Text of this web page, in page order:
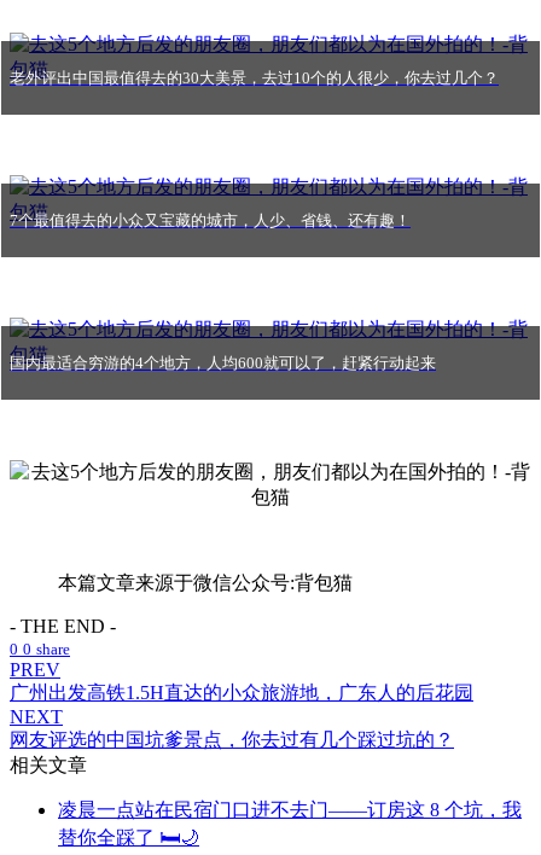
老外评出中国最值得去的30大美景，去过10个的人很少，你去过几个？
7个最值得去的小众又宝藏的城市，人少、省钱、还有趣！
国内最适合穷游的4个地方，人均600就可以了，赶紧行动起来
本篇文章来源于微信公众号:背包猫
- THE END -
0 0 share
PREV
广州出发高铁1.5H直达的小众旅游地，广东人的后花园
NEXT
网友评选的中国坑爹景点，你去过有几个踩过坑的？
相关文章
凌晨一点站在民宿门口进不去门——订房这 8 个坑，我
替你全踩了 🛏️🌙